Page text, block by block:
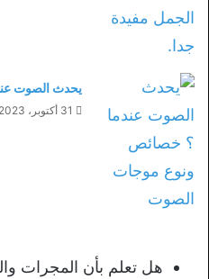
يحدث الصوت
31 أكتوبر، 2023
هل تعلم بأن المجرات